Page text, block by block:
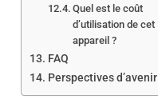
Quel est le coût
d’utilisation de cet
appareil ?
FAQ
Perspectives d’avenir